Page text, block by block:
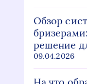
Обзор
решение
09.04.2026